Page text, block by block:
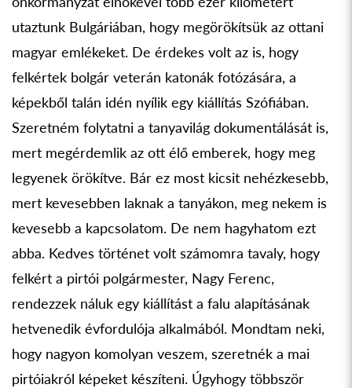
utaztunk Bulgáriában, hogy megörökítsük az ottani
magyar emlékeket. De érdekes volt az is, hogy
felkértek bolgár veterán katonák fotózására, a
képekből talán idén nyílik egy kiállítás Szófiában.
Szeretném folytatni a tanyavilág dokumentálását is,
mert megérdemlik az ott élő emberek, hogy meg
legyenek örökítve. Bár ez most kicsit nehézkesebb,
mert kevesebben laknak a tanyákon, meg nekem is
kevesebb a kapcsolatom. De nem hagyhatom ezt
abba. Kedves történet volt számomra tavaly, hogy
felkért a pirtói polgármester, Nagy Ferenc,
rendezzek náluk egy kiállítást a falu alapításának
hetvenedik évfordulója alkalmából. Mondtam neki,
hogy nagyon komolyan veszem, szeretnék a mai
pirtóiakról képeket készíteni. Úgyhogy többször